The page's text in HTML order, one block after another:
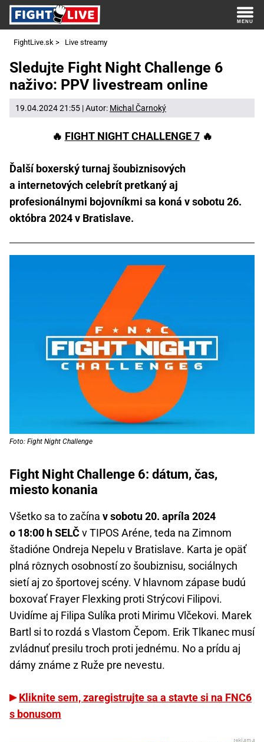
FightLive.sk > Live streamy
Sledujte Fight Night Challenge 6
naživo: PPV livestream online
19.04.2024 21:55 | Autor: Michal Čarnoký
🔥 FIGHT NIGHT CHALLENGE 7🔥
Ďalší boxerský turnaj šoubiznisových
a internetových celebrít pretkaný aj
profesionálnymi bojovníkmi sa koná v sobotu 26.
októbra 2024 v Bratislave.
Foto: Fight Night Challenge
Fight Night Challenge 6: dátum, čas,
miesto konania
Všetko sa to začína v sobotu 20. apríla 2024
o 18:00 h SELČv TIPOS Aréne, teda na Zimnom
štadióne Ondreja Nepelu v Bratislave. Karta je opäť
plná rôznych osobností zo šoubiznisu, sociálnych
sietí aj zo športovej scény. V hlavnom zápase budú
boxovať Frayer Flexking proti Strýcovi Filipovi.
Uvidíme aj Filipa Sulíka proti Mirimu Vlčekovi. Marek
Bartl si to rozdá s Vlastom Čepom. Erik Tlkanec musí
zvládnuť presilu troch proti jednému. No a prídu aj
dámy známe z Ruže pre nevestu.
Kliknite sem, zaregistrujte sa a stavte si na FNC6
s bonusom